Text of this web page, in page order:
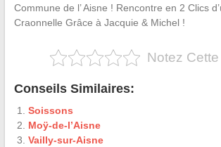
Commune de l’ Aisne ! Rencontre en 2 Clics
Craonnelle Grâce à Jacquie & Michel !
Notez
Conseils Similaires:
Soissons
Moÿ-de-l’Aisne
Vailly-sur-Aisne